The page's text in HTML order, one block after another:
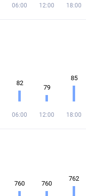
06:00 12:00 18:00
82
06:00
79
12:00
85
18:00
760 760
762